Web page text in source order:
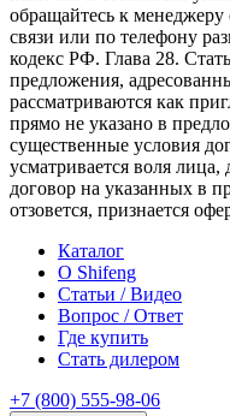
обращайтесь к
связи или по телефону
кодекс РФ. Глава 28.
предложения,
рассматриваются как
прямо не указано в
существенные условия
усматривается воля
договор на указанных в
отзовется, признается
Каталог
О Shifeng
Статьи / Видео
Вопрос / Ответ
Где купить
Стать дилером
+7 (800) 555-98-06